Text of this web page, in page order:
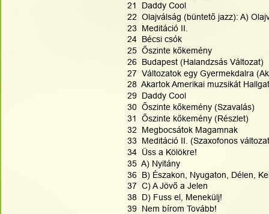
21  Daddy Cool
22  Olajválság (büntető jazz): A)
23  Meditáció II.
24  Bécsi csók
25  Őszinte kőkemény
26  Budapest (Halandzsás Változat)
27  Változatok egy Gyermekdalra
28  Akartok Amerikai muzsikát
29  Daddy Cool
30  Őszinte kőkemény (Szavalás)
31  Őszinte kőkemény (Részlet)
32  Megbocsátok Magamnak
33  Meditáció II. (Szaxofonos
34  Üss a Kölökre!
35  A) Nyitány
36  B) Északon, Nyugaton, Délen,
37  C) A Jövő a Jelen
38  D) Fuss el, Menekülj!
39  Nem bírom Tovább!